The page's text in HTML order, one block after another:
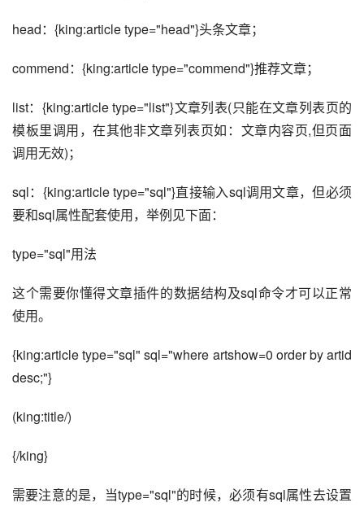
head：{king:article type="head"}头条文章；
commend：{king:article type="commend"}推荐文章；
list：{king:article type="list"}文章列表(只能在文章列表页的
模板里调用，在其他非文章列表页如：文章内容页,但页面
调用无效)；
sql：{king:article type="sql"}直接输入sql调用文章，但必须
要和sql属性配套使用，举例见下面：
type="sql"用法
这个需要你懂得文章插件的数据结构及sql命令才可以正常
使用。
{king:article type="sql" sql="where artshow=0 order by artid
desc;"}
(king:title/)
{/king}
需要注意的是，当type="sql"的时候，必须有sql属性去设置